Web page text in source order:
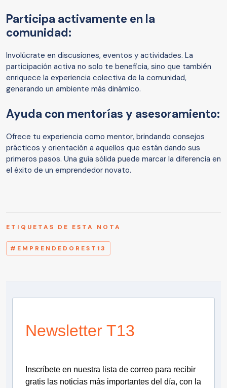
Participa activamente en la
comunidad:
Involúcrate en discusiones, eventos y actividades. La
participación activa no solo te beneficia, sino que también
enriquece la experiencia colectiva de la comunidad,
generando un ambiente más dinámico.
Ayuda con mentorías y asesoramiento:
Ofrece tu experiencia como mentor, brindando consejos
prácticos y orientación a aquellos que están dando sus
primeros pasos. Una guía sólida puede marcar la diferencia en
el éxito de un emprendedor novato.
ETIQUETAS DE ESTA NOTA
#EMPRENDEDOREST13
Newsletter T13
Inscríbete en nuestra lista de correo para recibir
gratis las noticias más importantes del día, con la